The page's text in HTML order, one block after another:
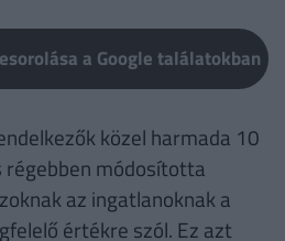
a Google találatokban
közel harmada 10
régebben módosította
az ingatlanoknak a
értékre szól. Ez azt